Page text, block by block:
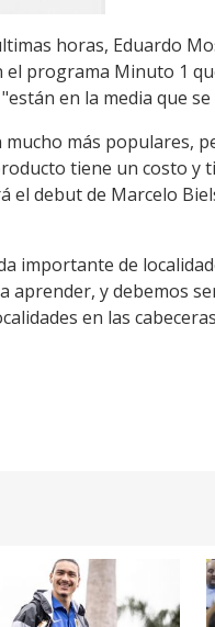
horas, Eduardo
el programa Minuto 1
en la media que
más populares,
tiene un costo y
el debut de Marcelo
importante de
aprender, y debemos
en las